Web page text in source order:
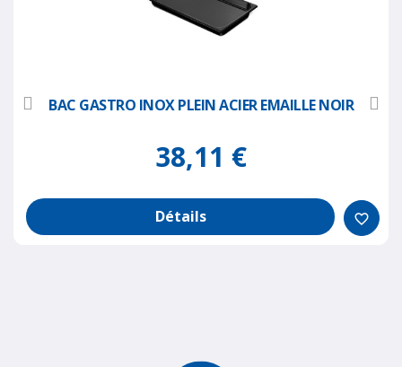
BAC GASTRO INOX PLEIN ACIER EMAILLE NOIR
38,11 €
Détails favorite_border